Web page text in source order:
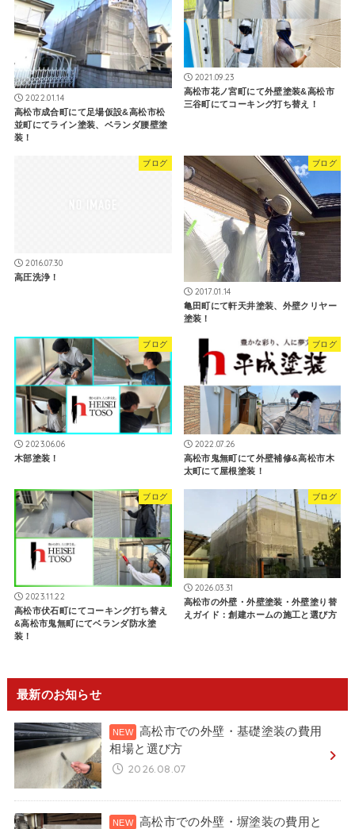
2022.01.14
高松市成合町にて足場仮設&高松市松
並町にてライン塗装、ベランダ腰壁塗
装！
2021.09.23
高松市花ノ宮町にて外壁塗装&高松市
三谷町にてコーキング打ち替え！
ブログ
2016.07.30
高圧洗浄！
ブログ
2017.01.14
亀田町にて軒天井塗装、外壁クリヤー
塗装！
ブログ
2023.06.06
木部塗装！
ブログ
2022.07.26
高松市鬼無町にて外壁補修&高松市木
太町にて屋根塗装！
ブログ
2023.11.22
高松市伏石町にてコーキング打ち替え
&高松市鬼無町にてベランダ防水塗
装！
ブログ
2026.03.31
高松市の外壁・外壁塗装・外壁塗り替
えガイド：創建ホームの施工と選び方
最新のお知らせ
高松市での外壁・基礎塗装の費用
相場と選び方
2026.08.07
高松市での外壁・塀塗装の費用と